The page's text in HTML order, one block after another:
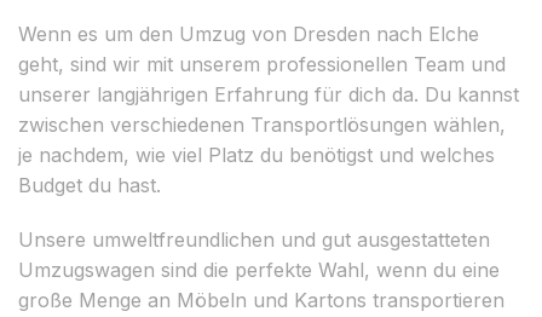
Wenn es um den Umzug von Dresden nach Elche
geht, sind wir mit unserem professionellen Team und
unserer langjährigen Erfahrung für dich da. Du kannst
zwischen verschiedenen Transportlösungen wählen,
je nachdem, wie viel Platz du benötigst und welches
Budget du hast.
Unsere umweltfreundlichen und gut ausgestatteten
Umzugswagen sind die perfekte Wahl, wenn du eine
große Menge an Möbeln und Kartons transportieren